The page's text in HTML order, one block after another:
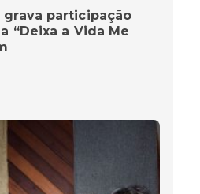
participação
“Deixa a Vida Me